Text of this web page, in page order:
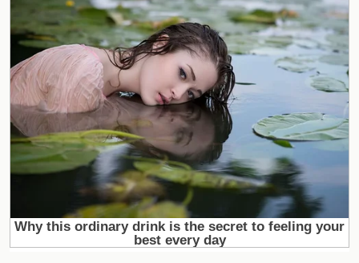
La figura deColaha sido objeto de discusión, ya
que muchos espectadores creen que su presencia
en la casa no es casual. Se le ha señalado como un
posible infiltrado, lo que ha generado dudas sobre
la autenticidad de las interacciones entre los
concursantes. Este tipo de estrategias pueden
alterar el curso del juego, y la audiencia se
pregunta si realmente hay una agenda oculta
detrás de su participación.
Reacciones de Yipio ante la